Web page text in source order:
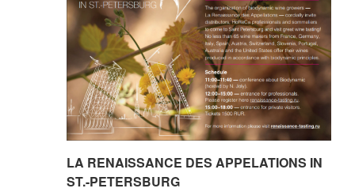
LA RENAISSANCE DES APPELATIONS IN
ST.-PETERSBURG